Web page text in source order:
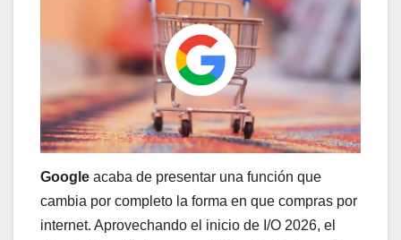
Google acaba de presentar una función que
cambia por completo la forma en que compras por
internet. Aprovechando el inicio de I/O 2026, el